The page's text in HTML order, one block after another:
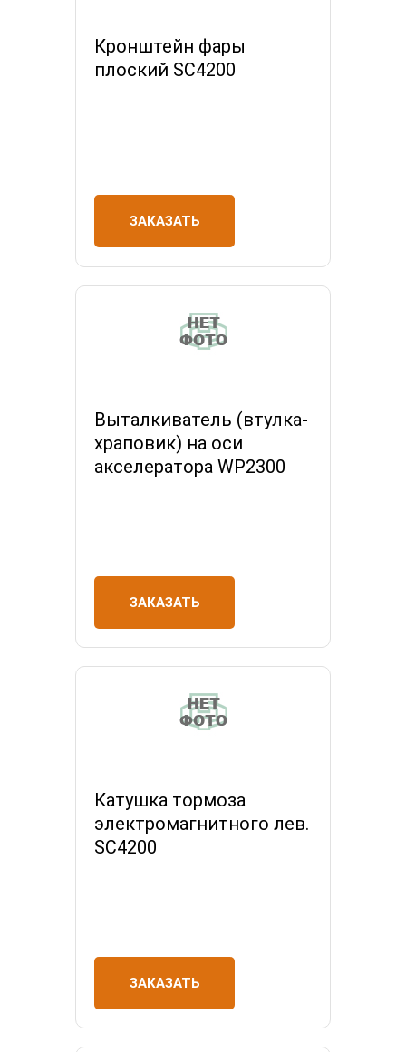
Кронштейн фары
плоский SC4200
ЗАКАЗАТЬ
Выталкиватель (втулка-
храповик) на оси
акселератора WP2300
ЗАКАЗАТЬ
Катушка тормоза
электромагнитного лев.
SC4200
ЗАКАЗАТЬ